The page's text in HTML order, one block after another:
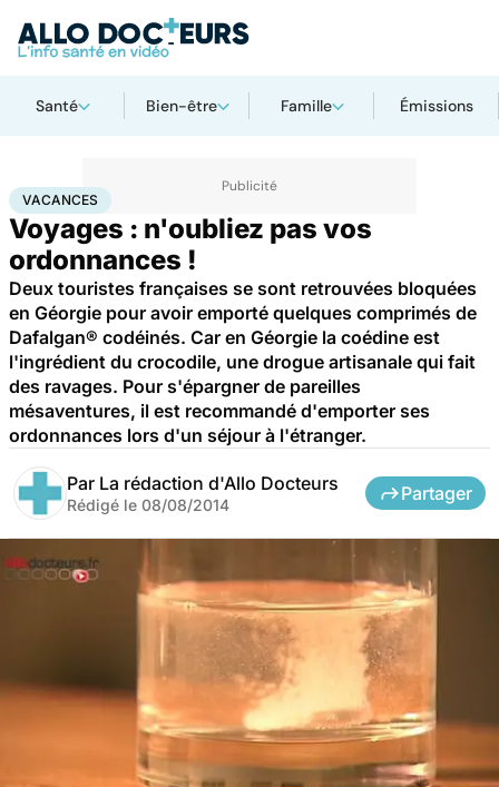
Santé Bien-être Famille Émissions
AccueilSanté Maladies Maladies infectieuses
VACANCES
Voyages : n'oubliez pas vos
ordonnances !
Deux touristes françaises se sont retrouvées bloquées
en Géorgie pour avoir emporté quelques comprimés de
Dafalgan® codéinés. Car en Géorgie la coédine est
l'ingrédient du crocodile, une drogue artisanale qui fait
des ravages. Pour s'épargner de pareilles
mésaventures, il est recommandé d'emporter ses
ordonnances lors d'un séjour à l'étranger.
Par La rédaction d'Allo Docteurs
Rédigé le 08/08/2014
Partager